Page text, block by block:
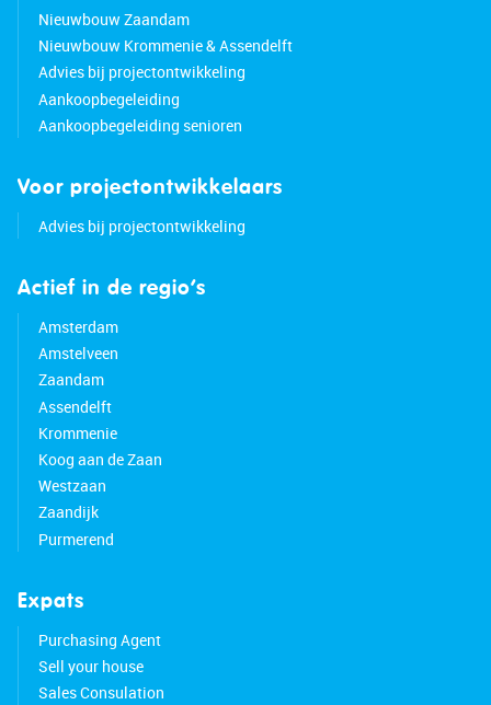
Nieuwbouw Zaandam
Nieuwbouw Krommenie & Assendelft
Advies bij projectontwikkeling
Aankoopbegeleiding
Aankoopbegeleiding senioren
Voor projectontwikkelaars
Advies bij projectontwikkeling
Actief in de regio’s
Amsterdam
Amstelveen
Zaandam
Assendelft
Krommenie
Koog aan de Zaan
Westzaan
Zaandijk
Purmerend
Expats
Purchasing Agent
Sell your house
Sales Consulation